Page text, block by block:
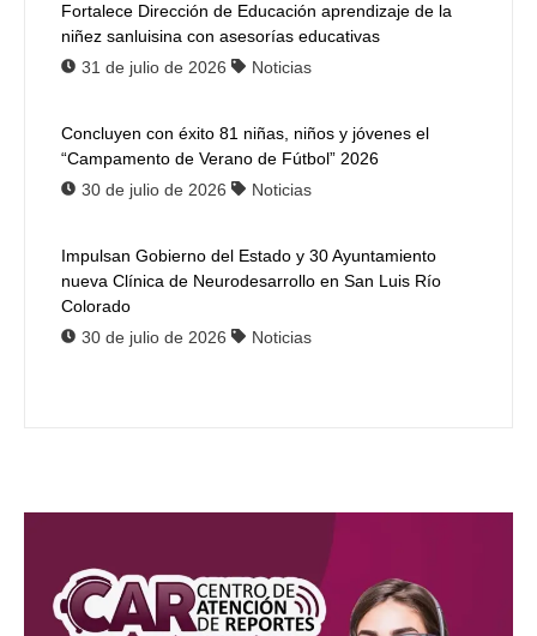
Fortalece Dirección de Educación aprendizaje de la
niñez sanluisina con asesorías educativas
31 de julio de 2026
Noticias
Concluyen con éxito 81 niñas, niños y jóvenes el
“Campamento de Verano de Fútbol” 2026
30 de julio de 2026
Noticias
Impulsan Gobierno del Estado y 30 Ayuntamiento
nueva Clínica de Neurodesarrollo en San Luis Río
Colorado
30 de julio de 2026
Noticias